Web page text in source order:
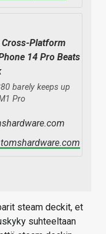
Cross-Platform
14 Pro Beats
barely keeps up
Pro
steam deckit, et
suhteeltaan